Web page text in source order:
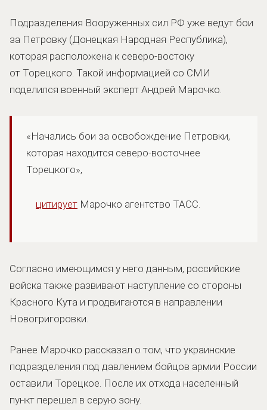
Подразделения Вооруженных сил РФ уже ведут бои
за Петровку (Донецкая Народная Республика),
которая расположена к северо-востоку
от Торецкого. Такой информацией со СМИ
поделился военный эксперт Андрей Марочко.
«Начались бои за освобождение Петровки,
которая находится северо-восточнее
Торецкого»,
цитирует Марочко агентство ТАСС.
Согласно имеющимся у него данным, российские
войска также развивают наступление со стороны
Красного Кута и продвигаются в направлении
Новогригоровки.
Ранее Марочко рассказал о том, что украинские
подразделения под давлением бойцов армии России
оставили Торецкое. После их отхода населенный
пункт перешел в серую зону.